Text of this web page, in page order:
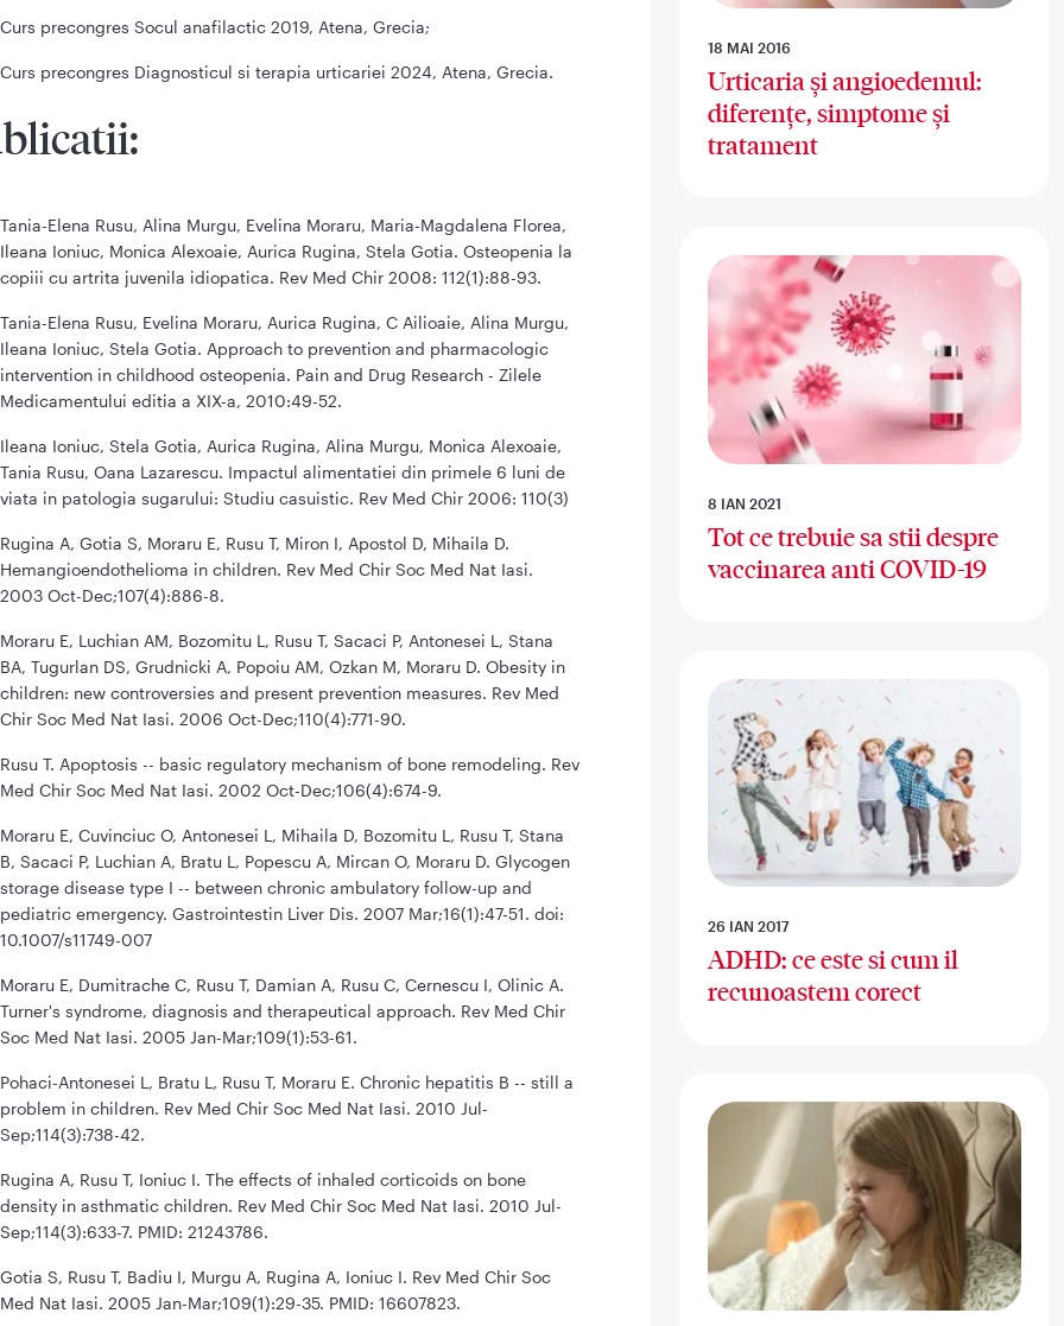
Curs precongres Socul anafilactic 2019, Atena, Grecia;
Curs precongres Diagnosticul si terapia urticariei 2024, Atena, Grecia.
Tania-Elena Rusu, Alina Murgu, Evelina Moraru, Maria-Magdalena Florea,
Ileana Ioniuc, Monica Alexoaie, Aurica Rugina, Stela Gotia. Osteopenia la
copiii cu artrita juvenila idiopatica. Rev Med Chir 2008: 112(1):88-93.
Tania-Elena Rusu, Evelina Moraru, Aurica Rugina, C Ailioaie, Alina Murgu,
Ileana Ioniuc, Stela Gotia. Approach to prevention and pharmacologic
intervention in childhood osteopenia. Pain and Drug Research - Zilele
Medicamentului editia a XIX-a, 2010:49-52.
Ileana Ioniuc, Stela Gotia, Aurica Rugina, Alina Murgu, Monica Alexoaie,
Tania Rusu, Oana Lazarescu. Impactul alimentatiei din primele 6 luni de
viata in patologia sugarului: Studiu casuistic. Rev Med Chir 2006: 110(3)
Rugina A, Gotia S, Moraru E, Rusu T, Miron I, Apostol D, Mihaila D.
Hemangioendothelioma in children. Rev Med Chir Soc Med Nat Iasi.
2003 Oct-Dec;107(4):886-8.
Moraru E, Luchian AM, Bozomitu L, Rusu T, Sacaci P, Antonesei L, Stana
BA, Tugurlan DS, Grudnicki A, Popoiu AM, Ozkan M, Moraru D. Obesity in
children: new controversies and present prevention measures. Rev Med
Chir Soc Med Nat Iasi. 2006 Oct-Dec;110(4):771-90.
Rusu T. Apoptosis -- basic regulatory mechanism of bone remodeling. Rev
Med Chir Soc Med Nat Iasi. 2002 Oct-Dec;106(4):674-9.
Moraru E, Cuvinciuc O, Antonesei L, Mihaila D, Bozomitu L, Rusu T, Stana
B, Sacaci P, Luchian A, Bratu L, Popescu A, Mircan O, Moraru D. Glycogen
storage disease type I -- between chronic ambulatory follow-up and
pediatric emergency. Gastrointestin Liver Dis. 2007 Mar;16(1):47-51. doi:
10.1007/s11749-007
Moraru E, Dumitrache C, Rusu T, Damian A, Rusu C, Cernescu I, Olinic A.
Turner's syndrome, diagnosis and therapeutical approach. Rev Med Chir
Soc Med Nat Iasi. 2005 Jan-Mar;109(1):53-61.
Pohaci-Antonesei L, Bratu L, Rusu T, Moraru E. Chronic hepatitis B -- still a
problem in children. Rev Med Chir Soc Med Nat Iasi. 2010 Jul-
Sep;114(3):738-42.
Rugina A, Rusu T, Ioniuc I. The effects of inhaled corticoids on bone
density in asthmatic children. Rev Med Chir Soc Med Nat Iasi. 2010 Jul-
Sep;114(3):633-7. PMID: 21243786.
Gotia S, Rusu T, Badiu I, Murgu A, Rugina A, Ioniuc I. Rev Med Chir Soc
Med Nat Iasi. 2005 Jan-Mar;109(1):29-35. PMID: 16607823.
18 MAI 2016
Urticaria și angioedemul:
diferențe, simptome și
tratament
8 IAN 2021
Tot ce trebuie sa stii despre
vaccinarea anti COVID-19
26 IAN 2017
ADHD: ce este si cum il
recunoastem corect